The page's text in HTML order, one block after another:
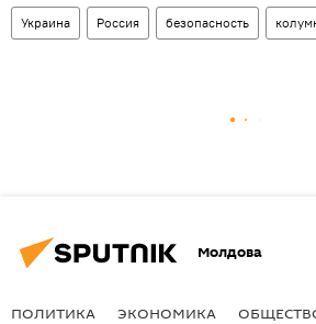
Украина Россия безопасность
Молдова
ПОЛИТИКА ЭКОНОМИКА